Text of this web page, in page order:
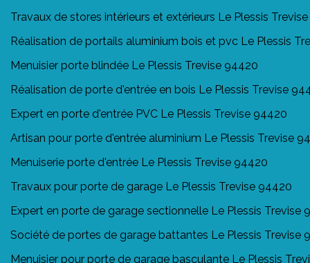
Travaux de stores intérieurs et extérieurs Le Plessis
Réalisation de portails aluminium bois et pvc Le Plessis
Menuisier porte blindée Le Plessis Trevise 94420
Réalisation de porte d'entrée en bois Le Plessis Trevise
Expert en porte d'entrée PVC Le Plessis Trevise 94420
Artisan pour porte d'entrée aluminium Le Plessis Trevise
Menuiserie porte d'entrée Le Plessis Trevise 94420
Travaux pour porte de garage Le Plessis Trevise 94420
Expert en porte de garage sectionnelle Le Plessis Trevise
Société de portes de garage battantes Le Plessis Trevise
Menuisier pour porte de garage basculante Le Plessis